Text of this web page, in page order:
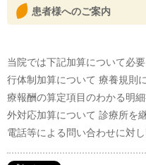
患者様へのご案内
当院では下記加算について必
行体制加算について 療養規則
療報酬の算定項目のわかる明
外対応加算について 診療所を
電話等による問い合わせに対し